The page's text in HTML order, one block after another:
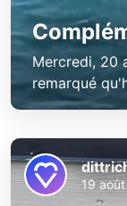
Mercredi, 20
remarqué
19